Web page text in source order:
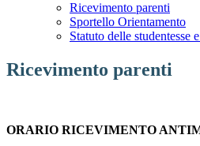
Ricevimento parenti
Sportello Orientamento
Statuto delle studentesse
Ricevimento parenti
ORARIO RICEVIMENTO